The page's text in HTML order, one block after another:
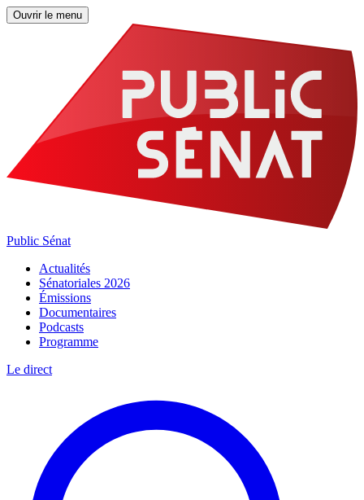
Ouvrir le menu
Public Sénat
Actualités
Sénatoriales 2026
Émissions
Documentaires
Podcasts
Programme
Le direct